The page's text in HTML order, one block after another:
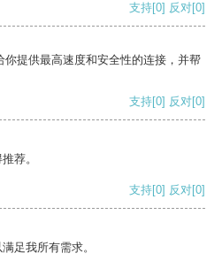
支持[0] 反对[0]
提供最高速度和安全性的连接，并帮
支持[0] 反对[0]
荐。
支持[0] 反对[0]
足我所有需求。